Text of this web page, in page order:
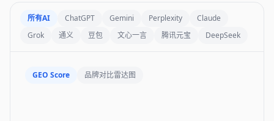
所有AI ChatGPT Gemini Perplexity
Claude
Grok
通义 豆包 文心一言 腾讯元宝 DeepSeek
GEO Score 品牌对比雷达图